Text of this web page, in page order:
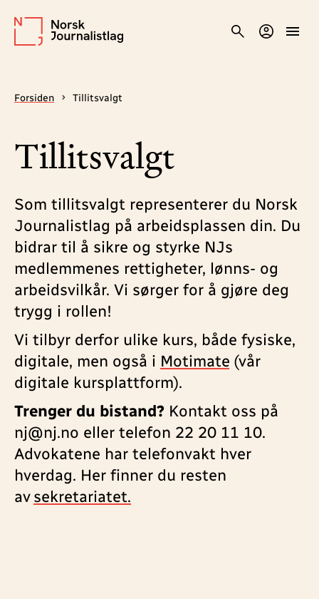
Forsiden Tillitsvalgt
Tillitsvalgt
Som tillitsvalgt representerer du Norsk
Journalistlag på arbeidsplassen din. Du
bidrar til å sikre og styrke NJs
medlemmenes rettigheter, lønns- og
arbeidsvilkår. Vi sørger for å gjøre deg
trygg i rollen!
Vi tilbyr derfor ulike kurs, både fysiske,
digitale, men også i Motimate (vår
digitale kursplattform).
Trenger du bistand? Kontakt oss på
nj@nj.no eller telefon 22 20 11 10.
Advokatene har telefonvakt hver
hverdag. Her finner du resten
avsekretariatet.